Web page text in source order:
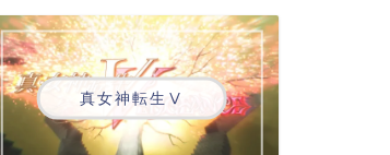
真女神転生Ⅴ